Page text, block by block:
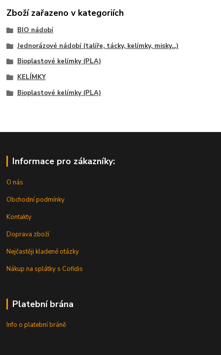
Zboží zařazeno v kategoriích
BIO nádobí
Jednorázové nádobí (talíře, tácky, kelímky, misky...)
Bioplastové kelímky (PLA)
KELÍMKY
Bioplastové kelímky (PLA)
Informace pro zákazníky:
O nás
Obchodní podmínky
Kontakty
Doprava zboží
Nejčastěji kladené otázky
Nákup na splátky s Cofidis
Platební brána
Info o platební bráně